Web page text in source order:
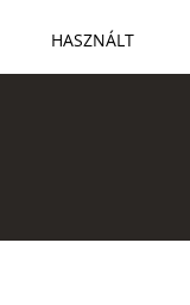
HASZNÁLT